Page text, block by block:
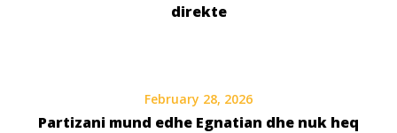
direkte
February 28, 2026
Partizani mund edhe Egnatian dhe nuk heq